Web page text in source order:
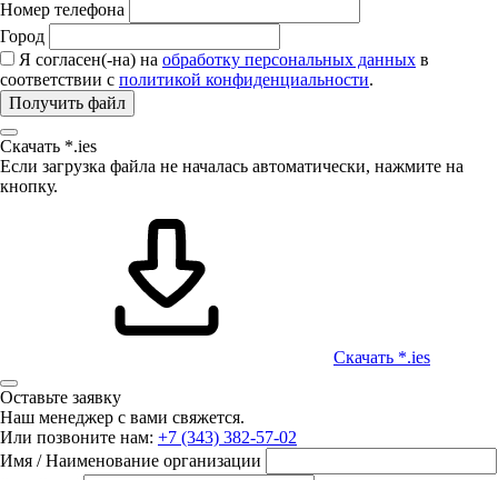
Номер телефона
Город
Я согласен(-на) на обработку персональных данных в
соответствии с политикой конфиденциальности.
Получить файл
Скачать *.ies
Если загрузка файла не началась автоматически, нажмите на
кнопку.
Скачать *.ies
Оставьте заявку
Наш менеджер с вами свяжется.
Или позвоните нам: +7 (343) 382-57-02
Имя / Наименование организации